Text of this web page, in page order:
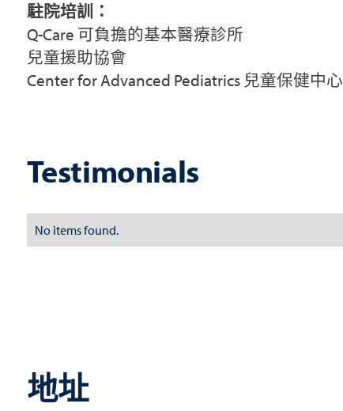
駐院培訓：
Q-Care 可負擔的基本醫療診所
兒童援助協會
Center for Advanced Pediatrics 兒童保健中心
Testimonials
No items found.
地址